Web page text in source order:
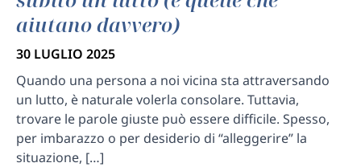
aiutano davvero)
30 LUGLIO 2025
Quando una persona a noi vicina sta attraversando
un lutto, è naturale volerla consolare. Tuttavia,
trovare le parole giuste può essere difficile. Spesso,
per imbarazzo o per desiderio di “alleggerire” la
situazione, […]